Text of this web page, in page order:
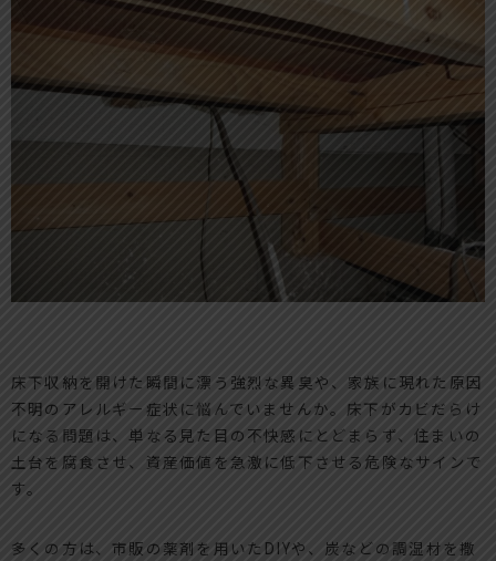
床下収納を開けた瞬間に漂う強烈な異臭や、家族に現れた原因
不明のアレルギー症状に悩んでいませんか。床下がカビだらけ
になる問題は、単なる見た目の不快感にとどまらず、住まいの
土台を腐食させ、資産価値を急激に低下させる危険なサインで
す。
多くの方は、市販の薬剤を用いたDIYや、炭などの調湿材を撒